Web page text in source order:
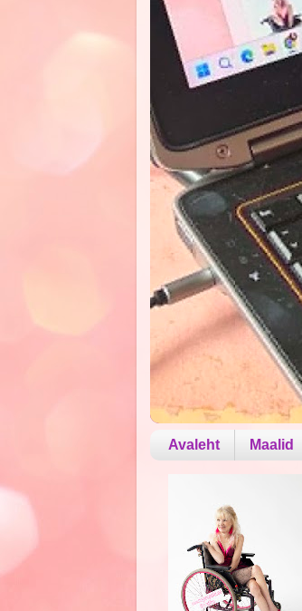
Avaleht Maalid